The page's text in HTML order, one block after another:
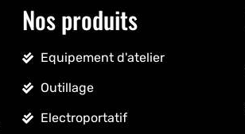
Nos produits
Equipement d'atelier
Outillage
Electroportatif